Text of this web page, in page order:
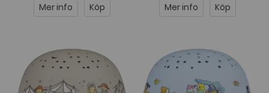
Mer info
Köp
Mer info
Köp